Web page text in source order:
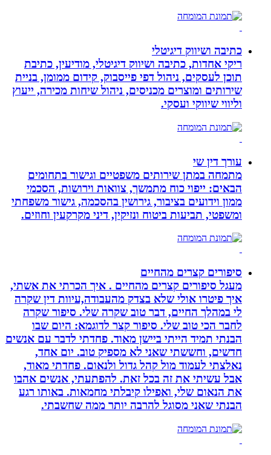
כתיבה ושיווק דיגיטלי
ריקי אחדות, כתיבה ושיווק דיגיטלי, מודיעין, כתיבת
תוכן לעסקים, ניהול דפי פייסבוק, קידום ממומן, בניית
שירותים ומוצרים מכניסים, ניהול שיחות מכירה, ייעוץ
וליווי שיווקי ועסקי.
עורך דין שי
מתמחה במתן שירותים משפטיים וגישור בתחומים
הבאים: ייפוי כוח מתמשך, צוואות וירושות, הסכמי
ממון וידועים בציבור, גירושין בהסכמה, גישור משפחתי
ומשפטי, תביעות ביטוח ונזיקין, דיני מקרקעין וחוזים.
סיפורים קצרים מהחיים
מעגל סיפורים קצרים מהחיים . איך הכרתי את אשתי,
איך פיטרו אולי שלא בצדק מהעבודה,עיוות דין שקרה
לי במהלך החיים, דבר טוב שקרה שלי. סיפור שקרה
לחבר הכי טוב שלי. סיפור קצר לדוגמא: היום שבו
הבנתי תמיד הייתי ביישן מאוד. פחדתי לדבר עם אנשים
חדשים, וחששתי שאני לא מספיק טוב. יום אחד,
נאלצתי לעמוד מול קהל גדול ולנאום. פחדתי מאוד,
אבל עשיתי את זה בכל זאת. להפתעתי, אנשים אהבו
את הנאום שלי, ואפילו קיבלתי מחמאות. באותו רגע
הבנתי שאני מסוגל להרבה יותר ממה שחשבתי.